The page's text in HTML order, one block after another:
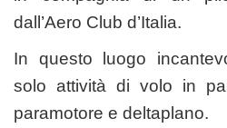
dall’Aero Club d’Italia.
In questo luogo
solo attività di volo in
paramotore e deltaplano.